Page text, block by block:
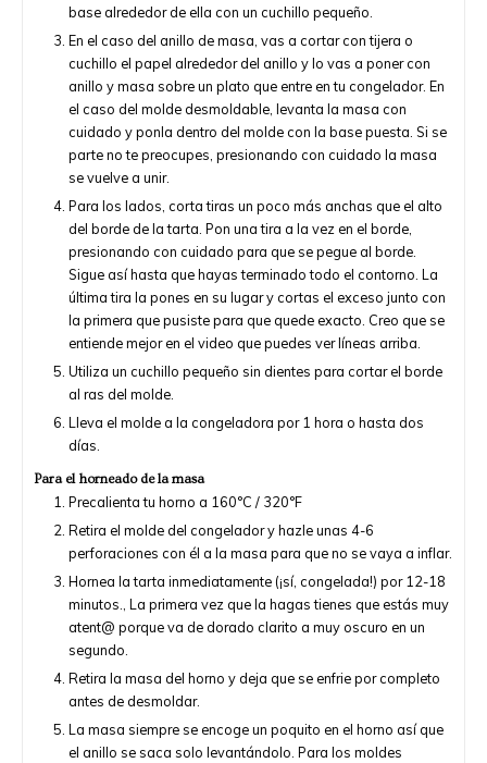
base alrededor de ella con un cuchillo pequeño.
En el caso del anillo de masa, vas a cortar con tijera o
cuchillo el papel alrededor del anillo y lo vas a poner con
anillo y masa sobre un plato que entre en tu congelador. En
el caso del molde desmoldable, levanta la masa con
cuidado y ponla dentro del molde con la base puesta. Si se
parte no te preocupes, presionando con cuidado la masa
se vuelve a unir.
Para los lados, corta tiras un poco más anchas que el alto
del borde de la tarta. Pon una tira a la vez en el borde,
presionando con cuidado para que se pegue al borde.
Sigue así hasta que hayas terminado todo el contorno. La
última tira la pones en su lugar y cortas el exceso junto con
la primera que pusiste para que quede exacto. Creo que se
entiende mejor en el video que puedes ver líneas arriba.
Utiliza un cuchillo pequeño sin dientes para cortar el borde
al ras del molde.
Lleva el molde a la congeladora por 1 hora o hasta dos
días.
Para el horneado de la masa
Precalienta tu horno a 160°C / 320°F
Retira el molde del congelador y hazle unas 4-6
perforaciones con él a la masa para que no se vaya a inflar.
Hornea la tarta inmediatamente (¡sí, congelada!) por 12-18
minutos., La primera vez que la hagas tienes que estás muy
atent@ porque va de dorado clarito a muy oscuro en un
segundo.
Retira la masa del horno y deja que se enfrie por completo
antes de desmoldar.
La masa siempre se encoge un poquito en el horno así que
el anillo se saca solo levantándolo. Para los moldes